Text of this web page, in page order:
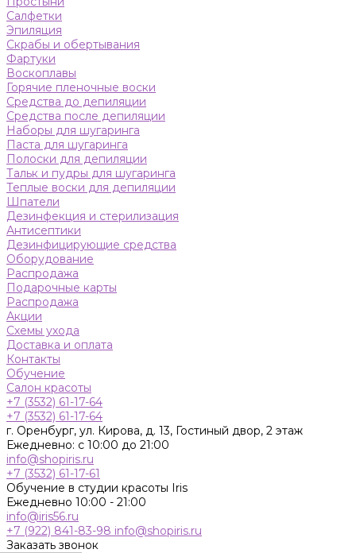
Салфетки
Эпиляция
Скрабы и обертывания
Фартуки
Воскоплавы
Горячие пленочные воски
Средства до депиляции
Средства после депиляции
Наборы для шугаринга
Паста для шугаринга
Полоски для депиляции
Тальк и пудры для шугаринга
Теплые воски для депиляции
Шпатели
Дезинфекция и стерилизация
Антисептики
Дезинфицирующие средства
Оборудование
Распродажа
Подарочные карты
Распродажа
Акции
Схемы ухода
Доставка и оплата
Контакты
Обучение
Салон красоты
+7 (3532) 61-17-64
+7 (3532) 61-17-64
г. Оренбург, ул. Кирова, д. 13, Гостиный двор, 2 этаж
Ежедневно: с 10:00 до 21:00
info@shopiris.ru
+7 (3532) 61-17-61
Обучение в студии красоты Iris
Ежедневно 10:00 - 21:00
info@iris56.ru
+7 (922) 841-83-98 info@shopiris.ru
Заказать звонок